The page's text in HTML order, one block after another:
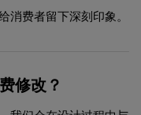
消费者留下深刻印象。
修改？